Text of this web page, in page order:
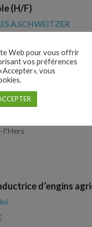
(H/F)
A.SCHWEITZER
/ Agent
l'Hers
d’engins
Web pour vous offrir
vos préférences
vous